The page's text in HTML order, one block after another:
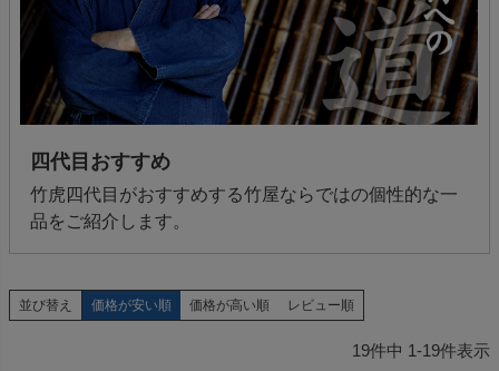
四代目おすすめ
竹虎四代目がおすすめする竹屋ならではの個性的な一
品をご紹介します。
並び替え 価格が安い順 価格が高い順 レビュー順
19件中 1-19件表示